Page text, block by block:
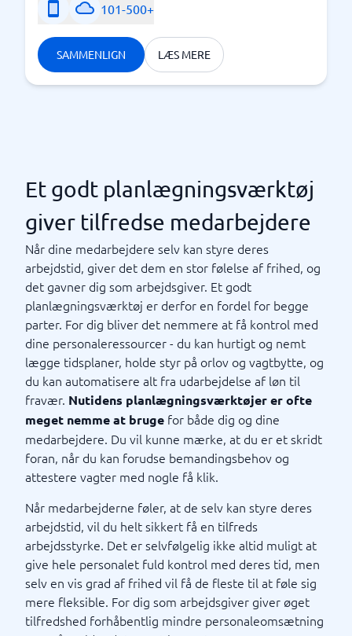
101-500+
SAMMENLIGN LÆS MERE
Et godt planlægningsværktøj
giver tilfredse medarbejdere
Når dine medarbejdere selv kan styre deres
arbejdstid, giver det dem en stor følelse af frihed, og
det gavner dig som arbejdsgiver. Et godt
planlægningsværktøj er derfor en fordel for begge
parter. For dig bliver det nemmere at få kontrol med
dine personaleressourcer - du kan hurtigt og nemt
lægge tidsplaner, holde styr på orlov og vagtbytte, og
du kan automatisere alt fra udarbejdelse af løn til
fravær. Nutidens planlægningsværktøjer er ofte
meget nemme at bruge for både dig og dine
medarbejdere. Du vil kunne mærke, at du er et skridt
foran, når du kan forudse bemandingsbehov og
attestere vagter med nogle få klik.
Når medarbejderne føler, at de selv kan styre deres
arbejdstid, vil du helt sikkert få en tilfreds
arbejdsstyrke. Det er selvfølgelig ikke altid muligt at
give hele personalet fuld kontrol med deres tid, men
selv en vis grad af frihed vil få de fleste til at føle sig
mere fleksible. For dig som arbejdsgiver giver øget
tilfredshed forhåbentlig mindre personaleomsætning